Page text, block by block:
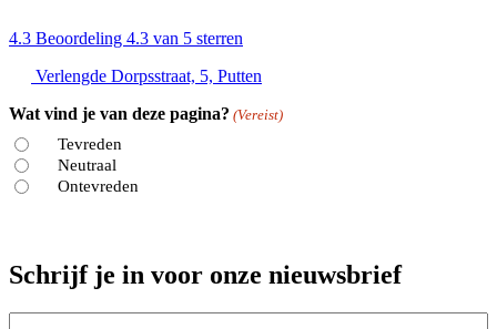
4.3 Beoordeling 4.3 van 5 sterren
Verlengde Dorpsstraat, 5, Putten
Wat vind je van deze pagina? (Vereist)
Tevreden
Neutraal
Ontevreden
Schrijf je in voor onze nieuwsbrief